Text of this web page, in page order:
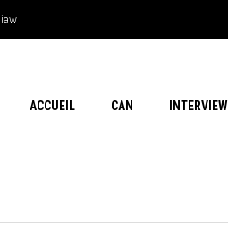
chances de l’Afrique
ACCUEIL CAN